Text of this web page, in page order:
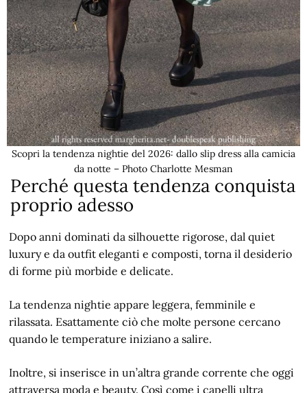
Scopri la tendenza nightie del 2026: dallo slip dress alla camicia
da notte – Photo Charlotte Mesman
Perché questa tendenza conquista
proprio adesso
Dopo anni dominati da silhouette rigorose, dal quiet
luxury e da outfit eleganti e composti, torna il desiderio
di forme più morbide e delicate.
La tendenza nightie appare leggera, femminile e
rilassata. Esattamente ciò che molte persone cercano
quando le temperature iniziano a salire.
Inoltre, si inserisce in un’altra grande corrente che oggi
attraversa moda e beauty. Così come i capelli ultra